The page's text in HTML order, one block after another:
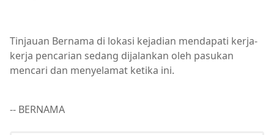
Tinjauan Bernama di lokasi kejadian mendapati kerja-
kerja pencarian sedang dijalankan oleh pasukan
mencari dan menyelamat ketika ini.
-- BERNAMA